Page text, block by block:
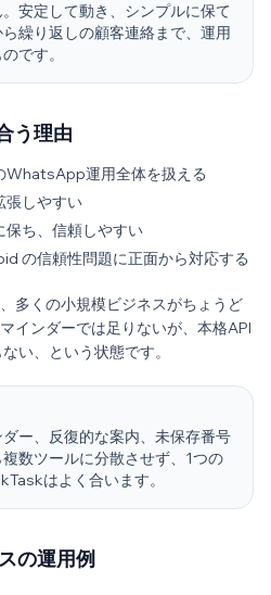
安定して動き、シンプルに保て
繰り返しの顧客連絡まで、運用
です。
う理由
WhatsApp運用全体を扱える
張しやすい
保ち、信頼しやすい
の信頼性問題に正面から対応する
多くの小規模ビジネスがちょうど
インダーでは足りないが、本格API
い、という状態です。
ー、反復的な案内、未保存番号
数ツールに分散させず、1つの
はよく合います。
の運用例